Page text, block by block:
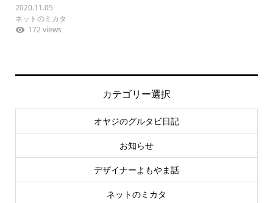
2020.11.05
ネットのミカタ
172 views
カテゴリー選択
オヤジのグルタビ日記
お知らせ
デザイナーよもやま話
ネットのミカタ